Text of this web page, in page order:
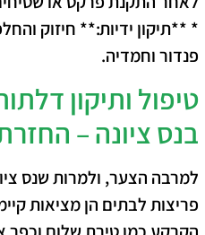
* **תיקון ידיות:** חיזוק
פנדור וחמדיה.
טיפול ותיקון
בנס ציונה –
למרבה הצער, ולמרות שנס
פריצות לבתים הן מציאות